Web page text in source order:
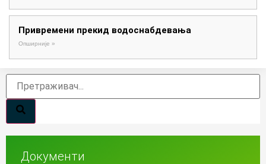
Привремени прекид водоснабдевања
Опширније »
Документи